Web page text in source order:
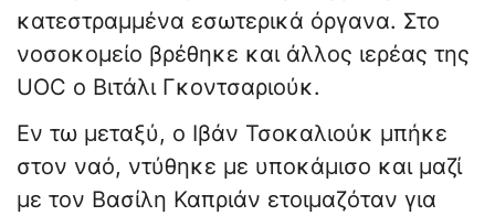
κατεστραμμένα εσωτερικά όργανα. Στο
νοσοκομείο βρέθηκε και άλλος ιερέας της
UOC ο Βιτάλι Γκοντσαριούκ.
Εν τω μεταξύ, ο Ιβάν Τσοκαλιούκ μπήκε
στον ναό, ντύθηκε με υποκάμισο και μαζί
με τον Βασίλη Καπριάν ετοιμαζόταν για